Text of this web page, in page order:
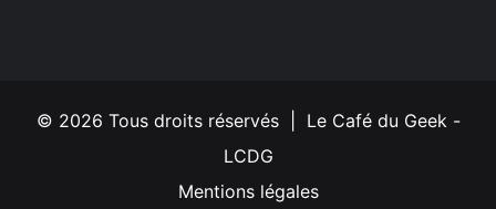
© 2026 Tous droits réservés | Le Café du Geek -
LCDG
Mentions légales